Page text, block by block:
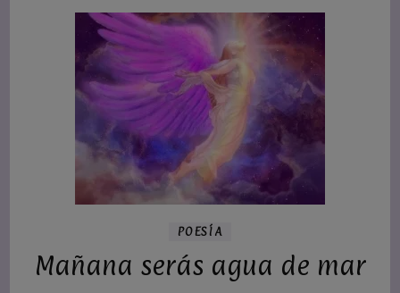
POESÍA
Mañana serás agua de mar